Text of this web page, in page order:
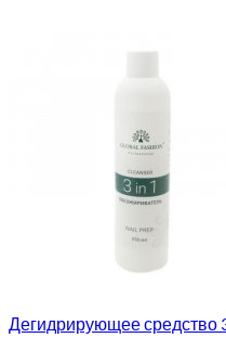
Дегидрирующее средство